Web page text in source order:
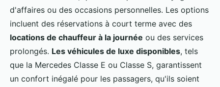
d'affaires ou des occasions personnelles. Les options
incluent des réservations à court terme avec des
locations de chauffeur à la journée ou des services
prolongés. Les véhicules de luxe disponibles, tels
que la Mercedes Classe E ou Classe S, garantissent
un confort inégalé pour les passagers, qu'ils soient